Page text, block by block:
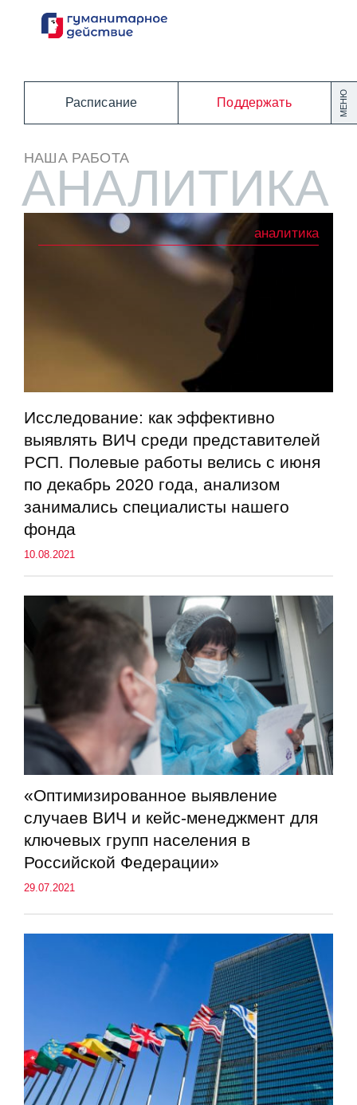
Перейти
МЕНЮ
Расписание Поддержать
НАША РАБОТА
АНАЛИТИКА
аналитика
Исследование: как эффективно
выявлять ВИЧ среди представителей
РСП. Полевые работы велись с июня
по декабрь 2020 года, анализом
занимались специалисты нашего
фонда
10.08.2021
«Оптимизированное выявление
случаев ВИЧ и кейс-менеджмент для
ключевых групп населения в
Российской Федерации»
29.07.2021